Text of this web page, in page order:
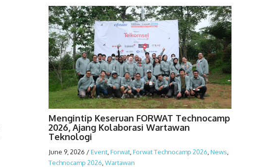
Mengintip Keseruan FORWAT Technocamp
2026, Ajang Kolaborasi Wartawan
Teknologi
June 9, 2026 /Event, Forwat, Forwat Technocamp 2026 News
Technocamp 2026 Wartawan